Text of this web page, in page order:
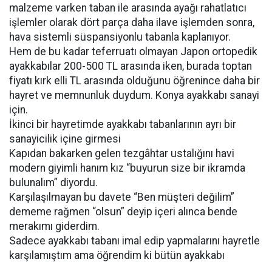
malzeme varken taban ile arasında ayağı rahatlatıcı
işlemler olarak dört parça daha ilave işlemden sonra,
hava sistemli süspansiyonlu tabanla kaplanıyor.
Hem de bu kadar teferruatı olmayan Japon ortopedik
ayakkabılar 200-500 TL arasında iken, burada toptan
fiyatı kırk elli TL arasında olduğunu öğrenince daha bir
hayret ve memnunluk duydum. Konya ayakkabı sanayi
için.
İkinci bir hayretimde ayakkabı tabanlarının ayrı bir
sanayicilik içine girmesi
Kapıdan bakarken gelen tezgâhtar ustalığını havi
modern giyimli hanım kız “buyurun size bir ikramda
bulunalım” diyordu.
Karşılaşılmayan bu davete “Ben müşteri değilim”
dememe rağmen “olsun” deyip içeri alınca bende
merakımı giderdim.
Sadece ayakkabı tabanı imal edip yapmalarını hayretle
karşılamıştım ama öğrendim ki bütün ayakkabı